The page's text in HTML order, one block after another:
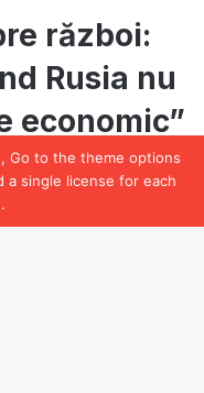
Go to the theme options
a single license for each